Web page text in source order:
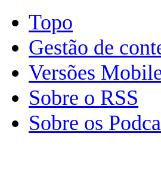
Topo
Gestão de
Versões
Sobre o RSS
Sobre os